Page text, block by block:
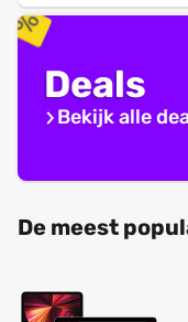
Deals
Bekijk alle
De meest